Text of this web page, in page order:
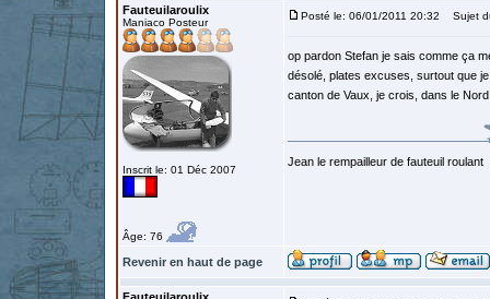
Fauteuilaroulix
Maniaco Posteur
Inscrit le: 01 Déc 2007
Âge: 76
Posté le: 06/01/2011 20:32 Sujet
op pardon Stefan je sais comme ça
désolé, plates excuses, surtout que
canton de Vaux, je crois, dans le
Jean le rempailleur de fauteuil roulant
Revenir en haut de page